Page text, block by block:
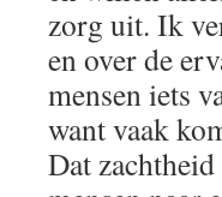
zorg uit. Ik
en over de
mensen iets
want vaak
Dat